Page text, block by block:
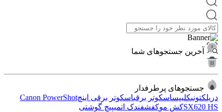
آخرین جستجوهای شما
جستجوهای پرطرفدار
دریلکتونیکلیپساسکوتر برقیاسکوتر برقی اینچCanon PowerShot
SX620 HSکش موکفشفندک اتمیپیچ گوشتی